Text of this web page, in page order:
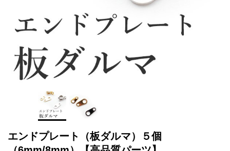
エンドプレート（板ダルマ）５個